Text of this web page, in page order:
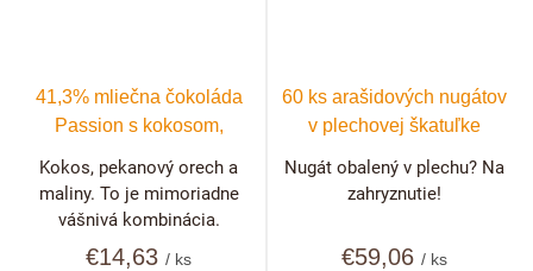
41,3% mliečna čokoláda
Passion s kokosom,
malinami
€14,63/ ks
Kokos, pekanový orech a
maliny. To je mimoriadne
vášnivá kombinácia.
60 ks arašidových nugátov
v plechovej škatuľke
€59,06 / ks
Nugát obalený v plechu? Na
zahryznutie!